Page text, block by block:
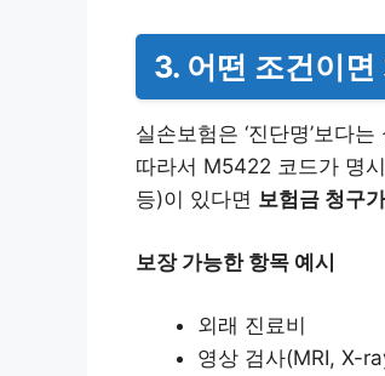
3. 어떤 조건이
실손보험은 ‘진단명’보다
따라서 M5422 코드가 명
등)이 있다면 보험금 청구
보장 가능한 항목 예시
외래 진료비
영상 검사(MRI, X-